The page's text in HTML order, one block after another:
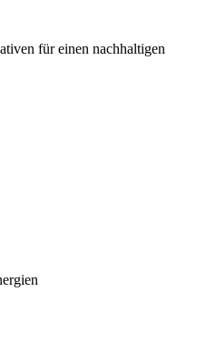
für einen nachhaltigen